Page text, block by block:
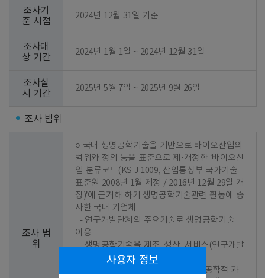
조사기
준 시점
2024년 12월 31일 기준
조사대
상 기간
2024년 1월 1일 ~ 2024년 12월 31일
조사실
시 기간
2025년 5월 7일 ~ 2025년 9월 26일
조사 범위
조사 범
위
○ 국내 생명공학기술을 기반으로 바이오산업의
범위와 정의 등을 표준으로 제·개정한 ‘바이오산
업 분류코드(KS J 1009, 산업통상부 국가기술
표준원 2008년 1월 제정 / 2016년 12월 29일 개
정)’에 근거해 하기 생명공학기술관련 활동에 종
사한 국내 기업체
이용
  - 생명공학기술을 제조, 생산, 서비스(연구개발
서비스 포함)과정에 이용
사용자 정보